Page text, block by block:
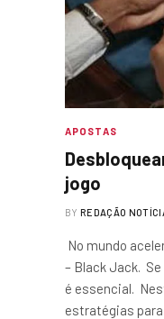
APOSTAS
jogo
BY REDAÇÃO
No mundo
– Black Jack.
é essencial.
estratégias